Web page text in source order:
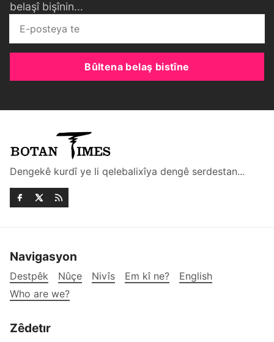
belaşî bişînin...
Bûltena belaş bistîne
Dengekê kurdî ye li qelebalixîya dengê serdestan...
Navigasyon
Destpêk Nûçe Nivîs Em kî ne?
English
Who are we?
Zêdetır